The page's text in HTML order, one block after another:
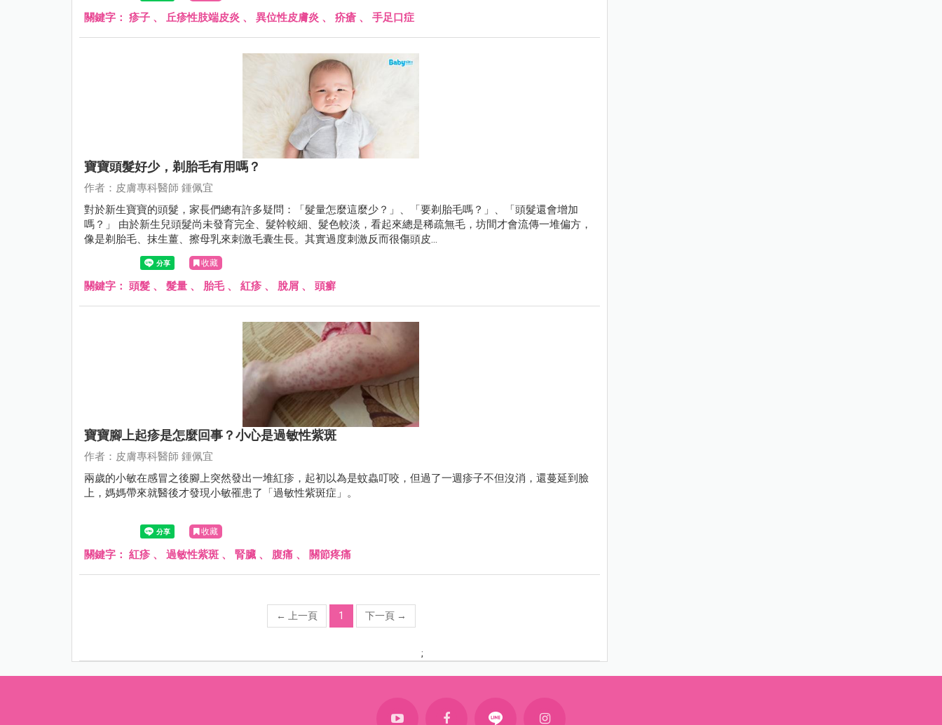
關鍵字： 疹子 、 丘疹性肢端皮炎 、 異位性皮膚炎 、 疥瘡 、 手足口症
寶寶頭髮好少，剃胎毛有用嗎？
作者：皮膚專科醫師 鍾佩宜
對於新生寶寶的頭髮，家長們總有許多疑問：「髮量怎麼這麼少？」、「要剃胎毛嗎？」、「頭髮還會增加
嗎？」 由於新生兒頭髮尚未發育完全、髮幹較細、髮色較淡，看起來總是稀疏無毛，坊間才會流傳一堆偏方，
像是剃胎毛、抹生薑、擦母乳來刺激毛囊生長。其實過度刺激反而很傷頭皮...
收藏
關鍵字： 頭髮 、 髮量 、 胎毛、 紅疹 、 脫屑 、 頭癬
寶寶腳上起疹是怎麼回事？小心是過敏性紫斑
作者：皮膚專科醫師 鍾佩宜
兩歲的小敏在感冒之後腳上突然發出一堆紅疹，起初以為是蚊蟲叮咬，但過了一週疹子不但沒消，還蔓延到臉
上，媽媽帶來就醫後才發現小敏罹患了「過敏性紫斑症」。
收藏
關鍵字： 紅疹 、 過敏性紫斑 、 腎臟 、 腹痛 、 關節疼痛
← 上一頁 1 下一頁 →
;